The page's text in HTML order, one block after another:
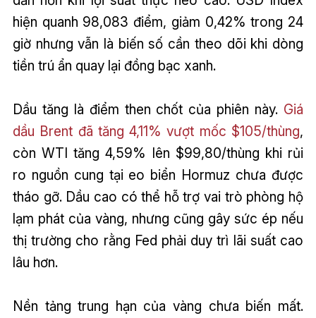
hiện quanh 98,083 điểm, giảm 0,42% trong 24
giờ nhưng vẫn là biến số cần theo dõi khi dòng
tiền trú ẩn quay lại đồng bạc xanh.
Dầu tăng là điểm then chốt của phiên này. Giá
dầu Brent đã tăng 4,11% vượt mốc $105/thùng,
còn WTI tăng 4,59% lên $99,80/thùng khi rủi
ro nguồn cung tại eo biển Hormuz chưa được
tháo gỡ. Dầu cao có thể hỗ trợ vai trò phòng hộ
lạm phát của vàng, nhưng cũng gây sức ép nếu
thị trường cho rằng Fed phải duy trì lãi suất cao
lâu hơn.
Nền tảng trung hạn của vàng chưa biến mất.